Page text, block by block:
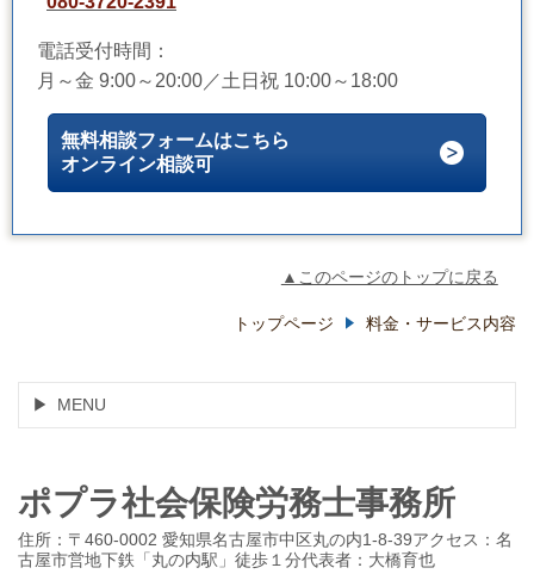
電話受付時間：
月～金 9:00～20:00／土日祝 10:00～18:00
無料相談フォームはこちら
オンライン相談可
▲このページのトップに戻る
トップページ 料金・サービス内容
MENU
ポプラ社会保険労務士事務所
住所：〒460-0002 愛知県名古屋市中区丸の内1-8-39アクセス：名
古屋市営地下鉄「丸の内駅」徒歩１分代表者：大橋育也